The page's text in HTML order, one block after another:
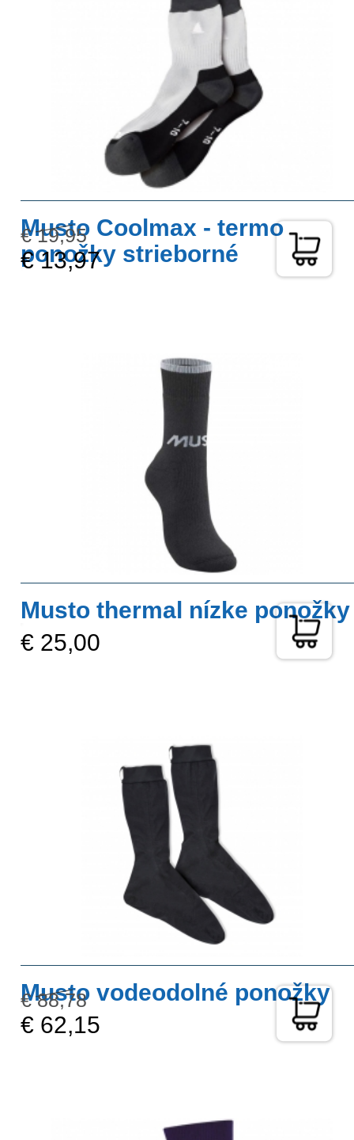
Musto Coolmax - termo
ponožky strieborné
€ 19,95
€ 13,97
Musto thermal nízke ponožky
€ 25,00
Musto vodeodolné ponožky
€ 88,78
€ 62,15